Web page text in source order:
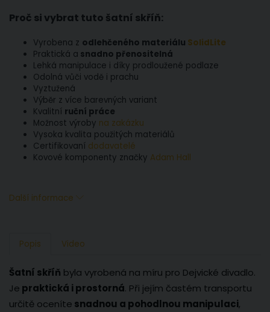
Proč si vybrat tuto šatní skříň:
Vyrobena z odlehčeného materiálu SolidLite
Praktická a snadno přenositelná
Lehká manipulace i díky prodloužené podlaze
Odolná vůči vodě i prachu
Vyztužená
Výběr z více barevných variant
Kvalitní ruční práce
Možnost výroby na zakázku
Vysoka kvalita použitých materiálů
Certifikovaní dodavatelé
Kovové komponenty značky Adam Hall
Další informace
Popis Video
Šatní skříň byla vyrobená na míru pro Dejvické divadlo.
Je praktická i prostorná. Při jejím častém transportu
určitě oceníte snadnou a pohodlnou manipulaci,